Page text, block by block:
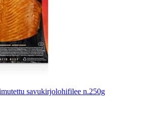
savukirjolohifilee n.250g